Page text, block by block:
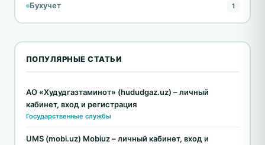
Бухучет 1
ПОПУЛЯРНЫЕ СТАТЬИ
АО «Худудгазтаминот» (hududgaz.uz) – личный
кабинет, вход и регистрация
Государственные службы
UMS (mobi.uz) Mobiuz – личный кабинет, вход и